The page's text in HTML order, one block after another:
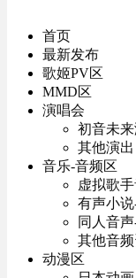
首页
最新发布
歌姬PV区
MMD区
演唱会
初音未
其他演出
音乐-音频区
虚拟歌
有声小说
同人音
其他音
动漫区